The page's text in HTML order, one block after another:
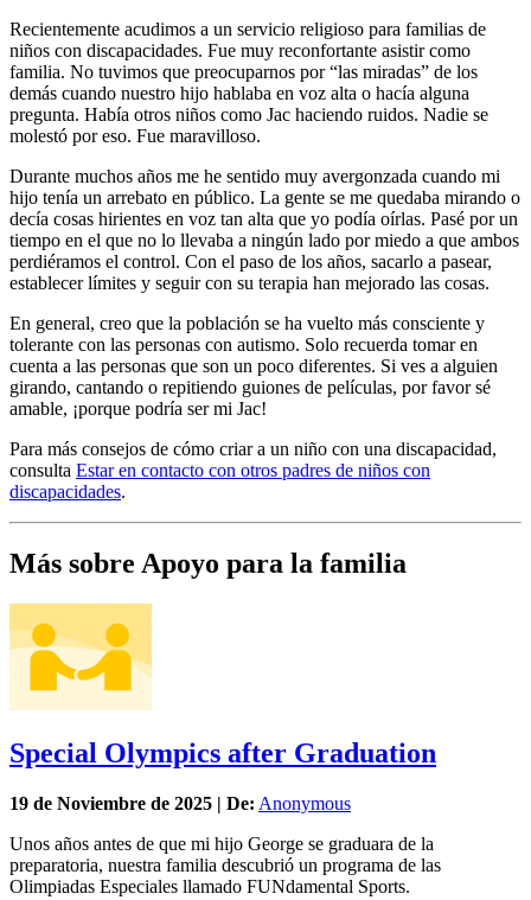
Recientemente acudimos a un servicio religioso para familias de
niños con discapacidades. Fue muy reconfortante asistir como
familia. No tuvimos que preocuparnos por “las miradas” de los
demás cuando nuestro hijo hablaba en voz alta o hacía alguna
pregunta. Había otros niños como Jac haciendo ruidos. Nadie se
molestó por eso. Fue maravilloso.
Durante muchos años me he sentido muy avergonzada cuando mi
hijo tenía un arrebato en público. La gente se me quedaba mirando o
decía cosas hirientes en voz tan alta que yo podía oírlas. Pasé por un
tiempo en el que no lo llevaba a ningún lado por miedo a que ambos
perdiéramos el control. Con el paso de los años, sacarlo a pasear,
establecer límites y seguir con su terapia han mejorado las cosas.
En general, creo que la población se ha vuelto más consciente y
tolerante con las personas con autismo. Solo recuerda tomar en
cuenta a las personas que son un poco diferentes. Si ves a alguien
girando, cantando o repitiendo guiones de películas, por favor sé
amable, ¡porque podría ser mi Jac!
Para más consejos de cómo criar a un niño con una discapacidad,
consulta Estar en contacto con otros padres de niños con
discapacidades.
Más sobre Apoyo para la familia
Special Olympics after Graduation
19 de Noviembre de 2025 | De: Anonymous
Unos años antes de que mi hijo George se graduara de la
preparatoria, nuestra familia descubrió un programa de las
Olimpiadas Especiales llamado FUNdamental Sports.